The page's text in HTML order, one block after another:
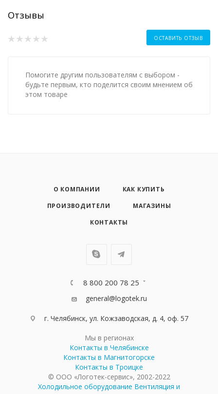
Отзывы
ОСТАВИТЬ ОТЗЫВ
Помогите другим пользователям с выбором -
будьте первым, кто поделится своим мнением об
этом товаре
О КОМПАНИИ
КАК КУПИТЬ
ПРОИЗВОДИТЕЛИ
МАГАЗИНЫ
КОНТАКТЫ
8 800 200 78 25
general@logotek.ru
г. Челябинск, ул. Кожзаводская, д. 4, оф. 57
Мы в регионах
Контакты в Челябинске
Контакты в Магнитогорске
Контакты в Троицке
© ООО «Логотек-сервис», 2002-2022
Холодильное оборудование Вентиляция и